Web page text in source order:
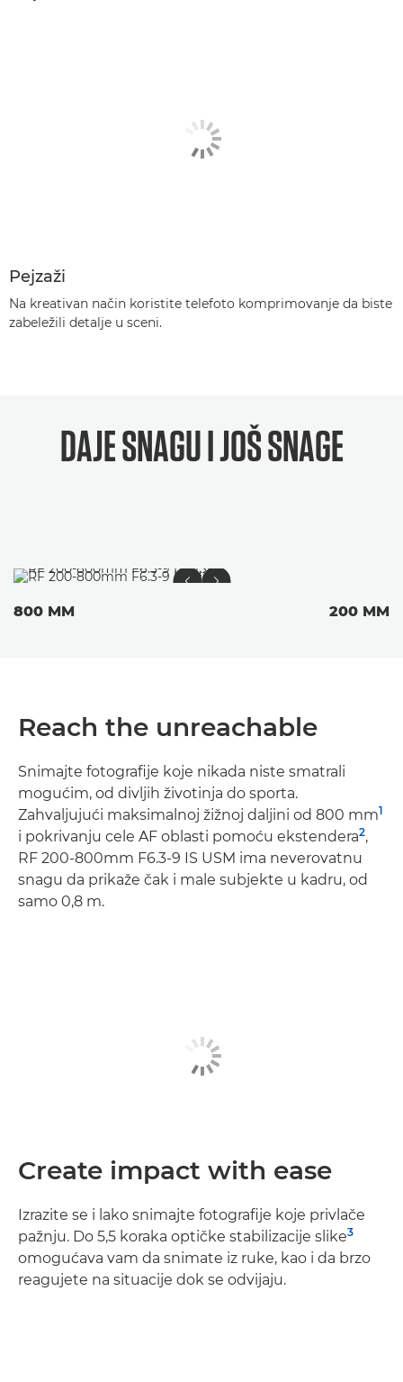
Pejzaži
Na kreativan način koristite telefoto komprimovanje da biste
zabeležili detalje u sceni.
DAJE SNAGUI JOŠ SNAGE
800 MM 200 MM
Reach the unreachable
Snimajte fotografije koje nikada niste smatrali
mogućim, od divljih životinja do sporta.
Zahvaljujući maksimalnoj žižnoj daljini od 800 mm1
i pokrivanju cele AF oblasti pomoću ekstendera2,
RF 200-800mm F6.3-9 IS USM ima neverovatnu
snagu da prikaže čak i male subjekte u kadru, od
samo 0,8 m.
Create impact with ease
Izrazite se i lako snimajte fotografije koje privlače
pažnju. Do 5,5 koraka optičke stabilizacije slike3
omogućava vam da snimate iz ruke, kao i da brzo
reagujete na situacije dok se odvijaju.